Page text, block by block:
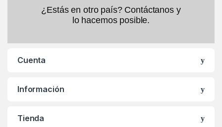
¿Estás en otro país? Contáctanos y
lo hacemos posible.
Cuenta
Información
Tienda